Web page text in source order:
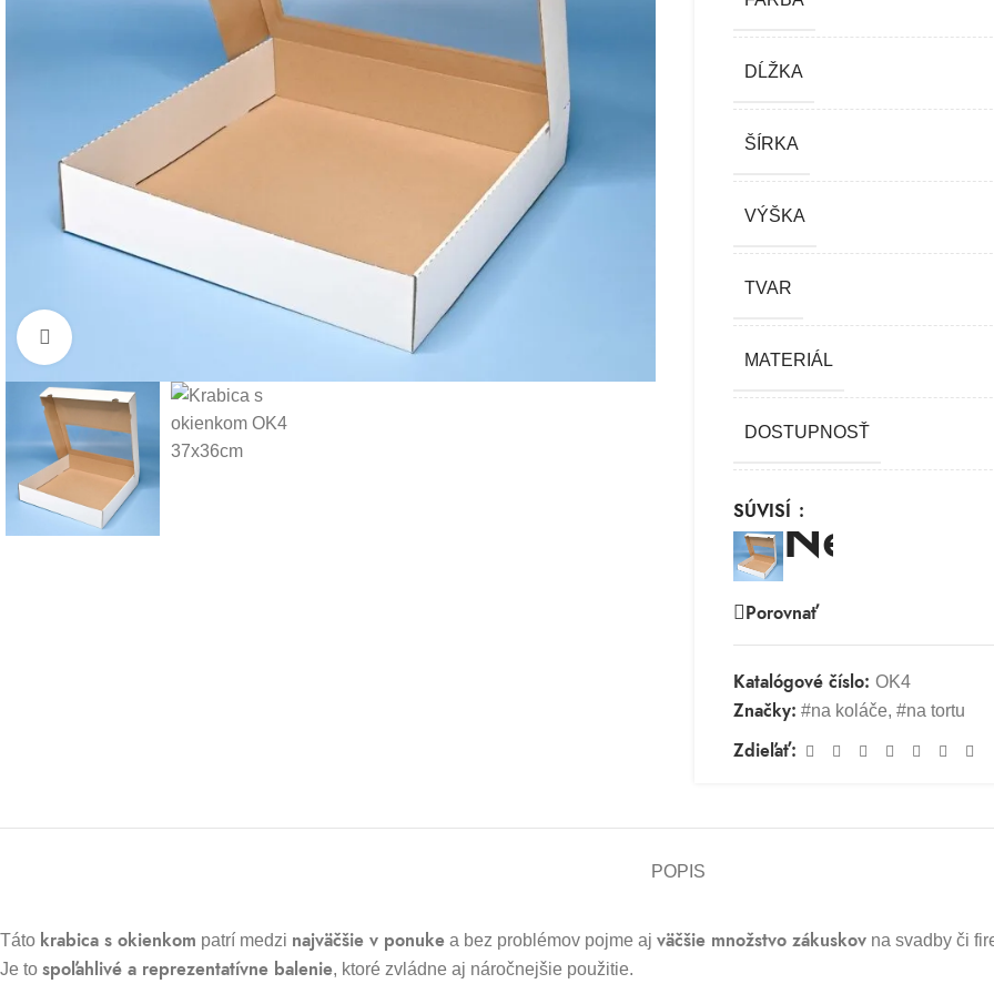
DĹŽKA
ŠÍRKA
VÝŠKA
TVAR
MATERIÁL
DOSTUPNOSŤ
SÚVISÍ
Porovnať
Katalógové číslo: OK4
Značky: #na koláče, #na tortu
Zdieľať:
POPIS
Táto krabica s okienkom patrí medzi najväčšie v ponuke a bez problémov pojme aj väčšie množstvo zákuskov na svadby či
Je to spoľahlivé a reprezentatívne balenie, ktoré zvládne aj náročnejšie použitie.